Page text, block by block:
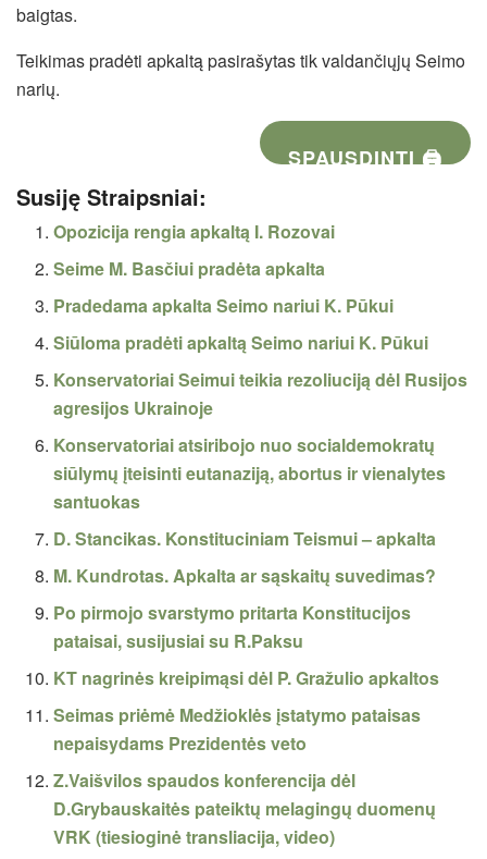
baigtas.
Teikimas pradėti apkaltą pasirašytas tik valdančiųjų Seimo
narių.
SPAUSDINTI 🖨
Susiję Straipsniai:
Opozicija rengia apkaltą I. Rozovai
Seime M. Basčiui pradėta apkalta
Pradedama apkalta Seimo nariui K. Pūkui
Siūloma pradėti apkaltą Seimo nariui K. Pūkui
Konservatoriai Seimui teikia rezoliuciją dėl Rusijos
agresijos Ukrainoje
Konservatoriai atsiribojo nuo socialdemokratų
siūlymų įteisinti eutanaziją, abortus ir vienalytes
santuokas
D. Stancikas. Konstituciniam Teismui – apkalta
M. Kundrotas. Apkalta ar sąskaitų suvedimas?
Po pirmojo svarstymo pritarta Konstitucijos
pataisai, susijusiai su R.Paksu
KT nagrinės kreipimąsi dėl P. Gražulio apkaltos
Seimas priėmė Medžioklės įstatymo pataisas
nepaisydams Prezidentės veto
Z.Vaišvilos spaudos konferencija dėl
D.Grybauskaitės pateiktų melagingų duomenų
VRK (tiesioginė transliacija, video)